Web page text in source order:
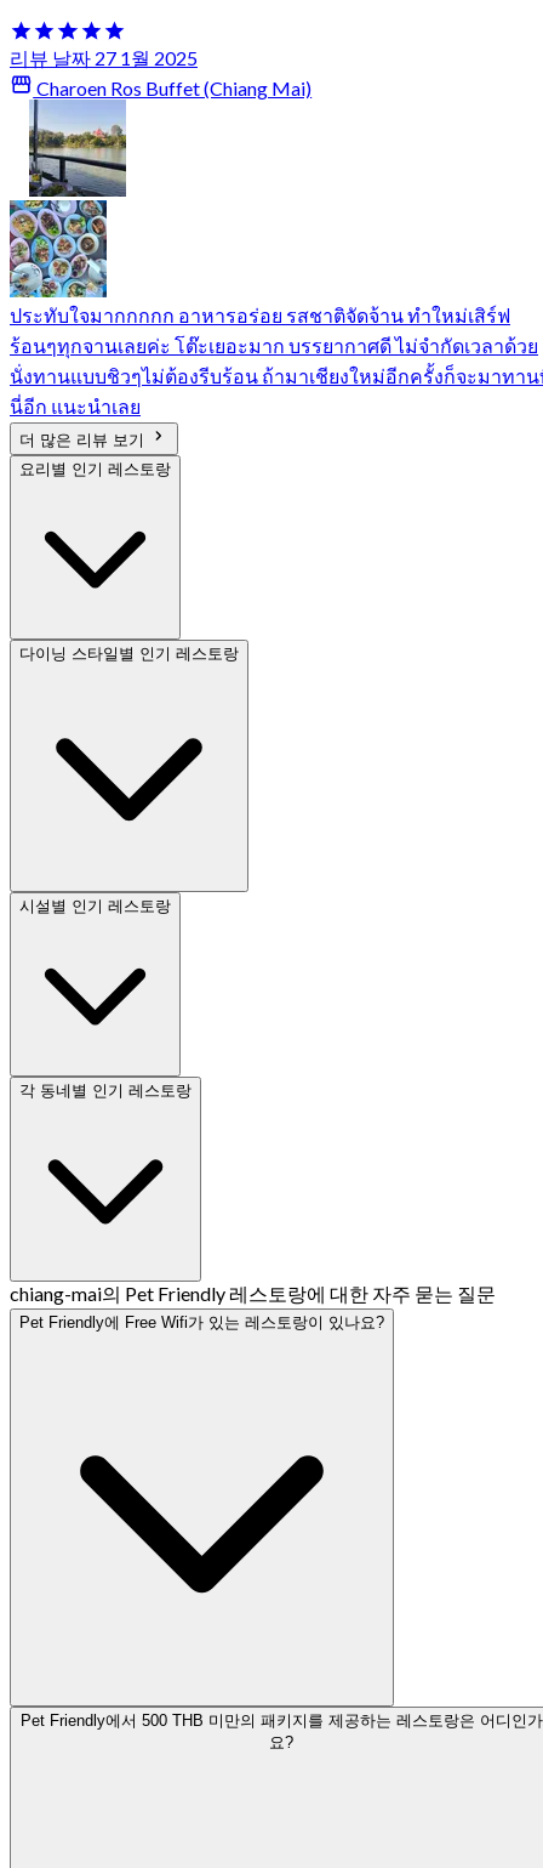
리뷰 날짜 27 1월 2025
Charoen Ros Buffet (Chiang Mai)
ประทับใจมากกกกก อาหารอร่อย รสชาติจัดจ้าน ทำใหม่เสิร์ฟ
ร้อนๆทุกจานเลยค่ะ โต๊ะเยอะมาก บรรยากาศดี ไม่จำกัดเวลาด้วย
นั่งทานแบบชิวๆไม่ต้องรีบร้อน ถ้ามาเชียงใหม่อีกครั้งก็จะมาทา
นี่อีก แนะนำเลย
더 많은 리뷰 보기
요리별 인기 레스토랑
다이닝 스타일별 인기 레스토랑
시설별 인기 레스토랑
각 동네별 인기 레스토랑
chiang-mai의 Pet Friendly 레스토랑에 대한 자주 묻는 질문
Pet Friendly에 Free Wifi가 있는 레스토랑이 있나요?
Pet Friendly에서 500 THB 미만의 패키지를 제공하는 레스토랑은 어디인가
요?